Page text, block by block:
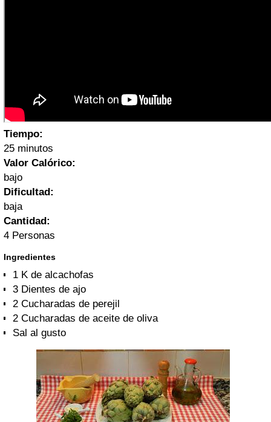
Tiempo:
25 minutos
Valor Calórico:
bajo
Dificultad:
baja
Cantidad:
4 Personas
Ingredientes
1 K de alcachofas
3 Dientes de ajo
2 Cucharadas de perejil
2 Cucharadas de aceite de oliva
Sal al gusto